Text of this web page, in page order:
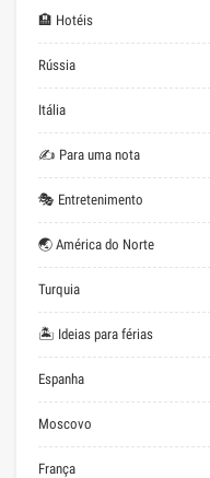
🏨 Hotéis
Rússia
Itália
✍ Para uma nota
🎭 Entretenimento
🌏 América do Norte
Turquia
🏝 Ideias para férias
Espanha
Moscovo
França